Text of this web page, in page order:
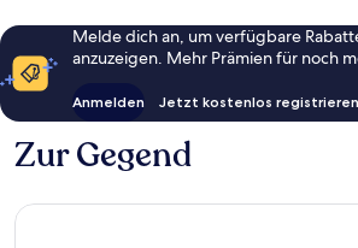
Melde dich an, um verfügbare
anzuzeigen. Mehr Prämien für noch
Anmelden Jetzt kostenlos registrieren
Zur Gegend